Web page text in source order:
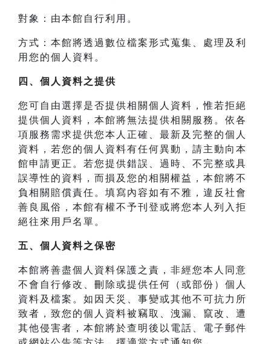
對象：由本館自行利用。
方式：本館將透過數位檔案形式蒐集、處理及利
用您的個人資料。
四、 個人資料之提供
您可自由選擇是否提供相關個人資料，惟若拒絕
提供個人資料，本館將無法提供相關服務。依各
項服務需求提供您本人正確、最新及完整的個人
資料，若您的個人資料有任何異動，請主動向本
館申請更正。若您提供錯誤、過時、不完整或具
誤導性的資料，而損及您的相關權益，本館將不
負相關賠償責任。填寫內容如有不雅，違反社會
善良風俗，本館有權不予刊登或將您本人列入拒
絕往來用戶名單。
五、個人資料之保密
本館將善盡個人資料保護之責，非經您本人同意
不會自行修改、刪除或提供任何（或部份）個人
資料及檔案。如因天災、事變或其他不可抗力所
致者，致您的個人資料被竊取、洩漏、竄改、遭
其他侵害者，本館將於查明後以電話、電子郵件